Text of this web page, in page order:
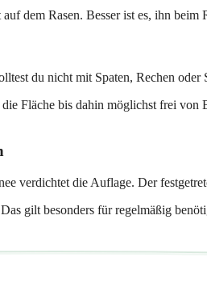
dem Rasen. Besser ist es, ihn
du nicht mit Spaten, Rechen
Fläche bis dahin möglichst frei
verdichtet die Auflage. Der
gilt besonders für regelmäßig